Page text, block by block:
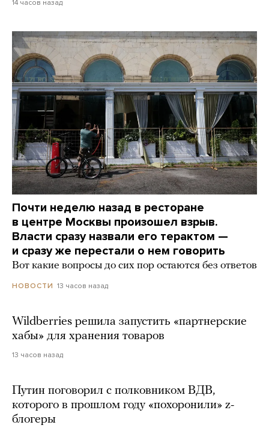
14 часов назад
Почти неделю назад в ресторане
в центре Москвы произошел взрыв.
Власти сразу назвали его терактом —
и сразу же перестали о нем говорить
Вот какие вопросы до сих пор остаются без ответов
НОВОСТИ 13 часов назад
Wildberries решила запустить «партнерские
хабы» для хранения товаров
13 часов назад
Путин поговорил с полковником ВДВ,
которого в прошлом году «похоронили» z-
блогеры